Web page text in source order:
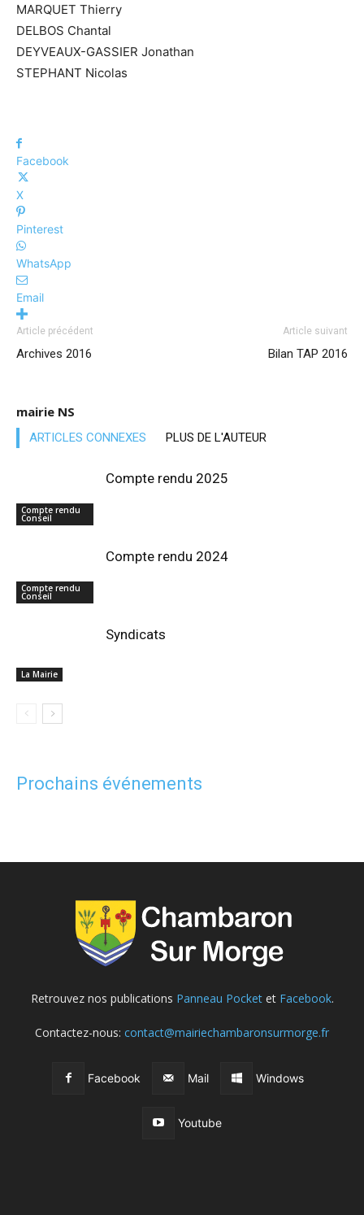
MARQUET Thierry
DELBOS Chantal
DEYVEAUX-GASSIER Jonathan
STEPHANT Nicolas
Facebook
X
Pinterest
WhatsApp
Email
Article précédent
Archives 2016
Article suivant
Bilan TAP 2016
mairie NS
ARTICLES CONNEXES PLUS DE L'AUTEUR
Compte rendu
Conseil
Compte rendu 2025
Compte rendu
Conseil
Compte rendu 2024
La Mairie
Syndicats
Prochains événements
Retrouvez nos publications Panneau Pocketet Facebook.
Contactez-nous: contact@mairiechambaronsurmorge.fr
Facebook Mail Windows
Youtube